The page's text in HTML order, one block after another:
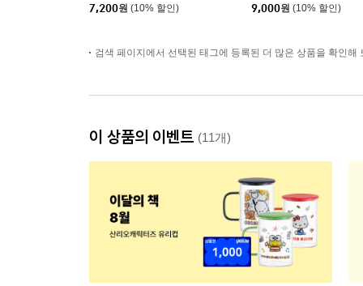
7,200원 (10% 할인)
9,000원 (10% 할인)
검색 페이지에서 선택된 태그에 등록된 더 많은 상품을 확인해
이 상품의 이벤트 (11개)